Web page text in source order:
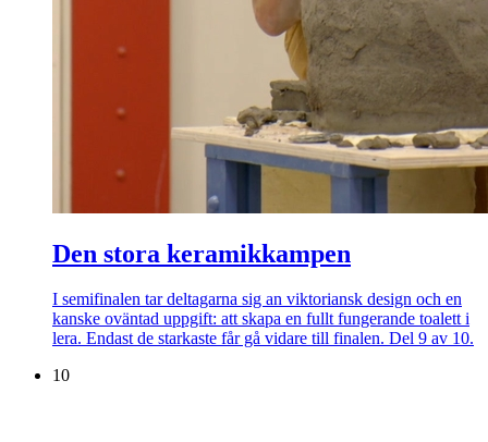
Den stora keramikkampen
I semifinalen tar deltagarna sig an viktoriansk design och en
kanske oväntad uppgift: att skapa en fullt fungerande toalett i
lera. Endast de starkaste får gå vidare till finalen. Del 9 av 10.
10